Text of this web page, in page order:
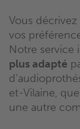
Vous
vos
Notre service
plus adapté
et-Vilaine,
une autre